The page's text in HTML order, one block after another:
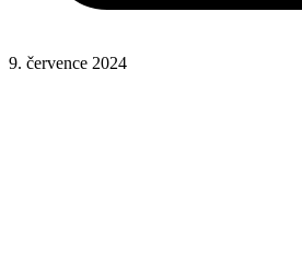
9. července 2024